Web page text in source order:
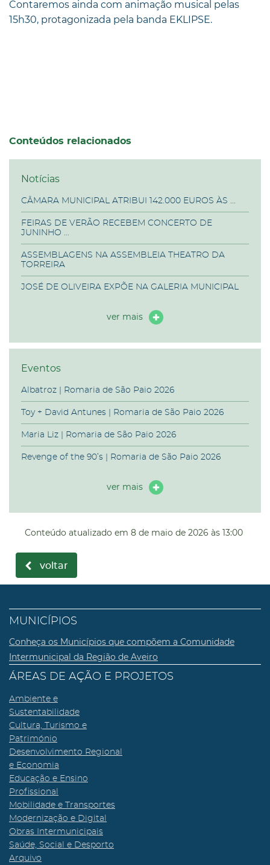
Contaremos ainda com animação musical pelas
15h30, protagonizada pela banda EKLIPSE.
Conteúdos relacionados
Notícias
CÂMARA MUNICIPAL ATRIBUI 142.000 EUROS ÀS ...
FEIRAS DE VERÃO RECEBEM CONCERTO DE
JUNINHO ...
ASSEMBLAGENS NA ASSEMBLEIA THEATRO DA
TORREIRA
JOSÉ DE OLIVEIRA EXPÕE NA GALERIA MUNICIPAL
ver mais
Eventos
Albatroz | Romaria de São Paio 2026
Toy + David Antunes | Romaria de São Paio 2026
Maria Liz | Romaria de São Paio 2026
Revenge of the 90’s | Romaria de São Paio 2026
ver mais
Conteúdo atualizado em 8 de maio de 2026 às 13:00
voltar
MUNICÍPIOS
Conheça os Municípios que compõem a Comunidade
Intermunicipal da Região de Aveiro
ÁREAS DE AÇÃO E PROJETOS
Ambiente e
Sustentabilidade
Cultura, Turismo e
Património
Desenvolvimento Regional
e Economia
Educação e Ensino
Profissional
Mobilidade e Transportes
Modernização e Digital
Obras Intermunicipais
Saúde, Social e Desporto
Arquivo